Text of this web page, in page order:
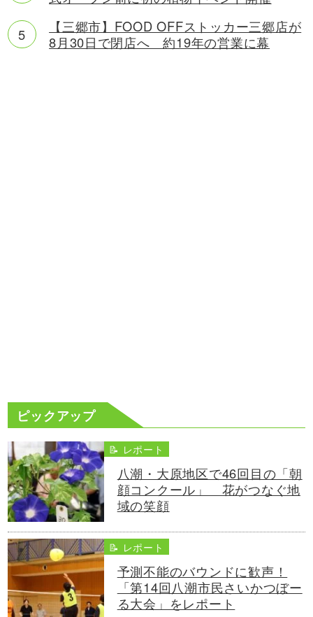
【三郷市】FOOD OFFストッカー三郷店が
8月30日で閉店へ 約19年の営業に幕
ピックアップ
📝 レポート
八潮・大原地区で46回目の「朝
顔コンクール」 花がつなぐ地
域の笑顔
📝 レポート
予測不能のバウンドに歓声！
「第14回八潮市民さいかつぼー
る大会」をレポート